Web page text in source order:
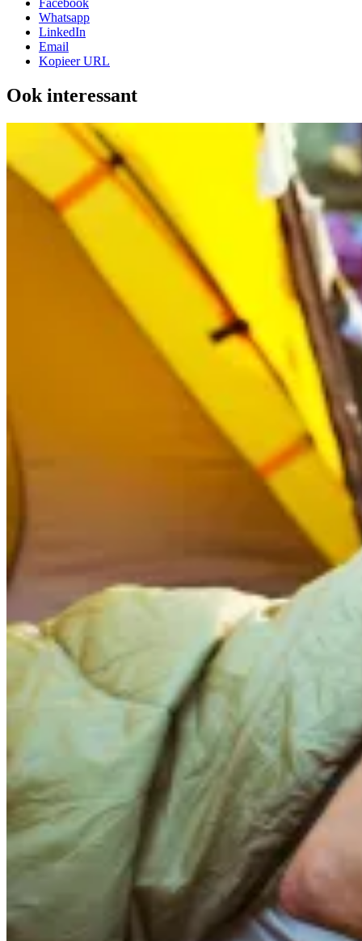
Facebook
Whatsapp
LinkedIn
Email
Kopieer URL
Ook interessant